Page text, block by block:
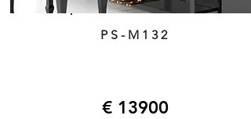
PS-M132
€ 13900